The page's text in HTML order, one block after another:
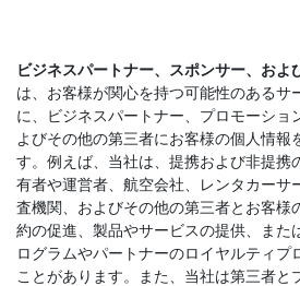
ビジネスパートナー、スポンサー、およ
は、お客様が関心を持つ可能性のあるサ
に、ビジネスパートナー、プロモーショ
よびその他の第三者にお客様の個人情報
す。例えば、当社は、提携および非提携
有者や運営者、航空会社、レンタカーサ
査機関、およびその他の第三者とお客様
約の促進、製品やサービスの提供、また
ログラムやパートナーのロイヤルティプ
ことがあります。また、当社は第三者と